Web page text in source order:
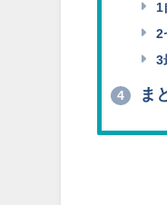
1
2
3
4 ま